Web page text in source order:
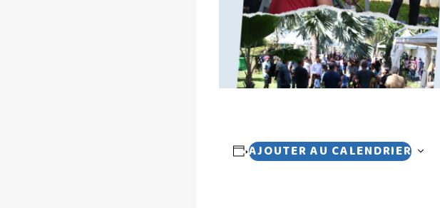
AJOUTER AU CALENDRIER